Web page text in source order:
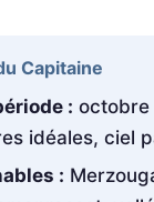
Capitaine
:
idéales, ciel
: